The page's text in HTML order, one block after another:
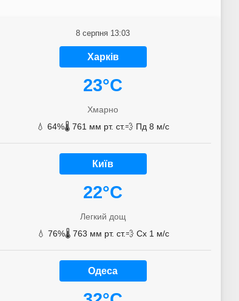
8 серпня 13:03
Харків
23°C
Хмарно
💧 64%🌡️ 761 мм рт. ст.💨 Пд 8 м/с
Київ
22°C
Легкий дощ
💧 76%🌡️ 763 мм рт. ст.💨 Сх 1 м/с
Одеса